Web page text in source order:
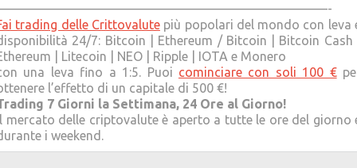
trading delle Crittovalutepiù popolari del mondo con leva
24/7: Bitcoin | Ethereum / Bitcoin | Bitcoin Cash
| Litecoin | NEO | Ripple | IOTA e Monero
una leva fino a 1:5. Puoi cominciare con soli 100 €
l’effetto di un capitale di 500 €!
7 Giorni la Settimana, 24 Ore al Giorno!
mercato delle criptovalute è aperto a tutte le ore del giorno
i weekend.